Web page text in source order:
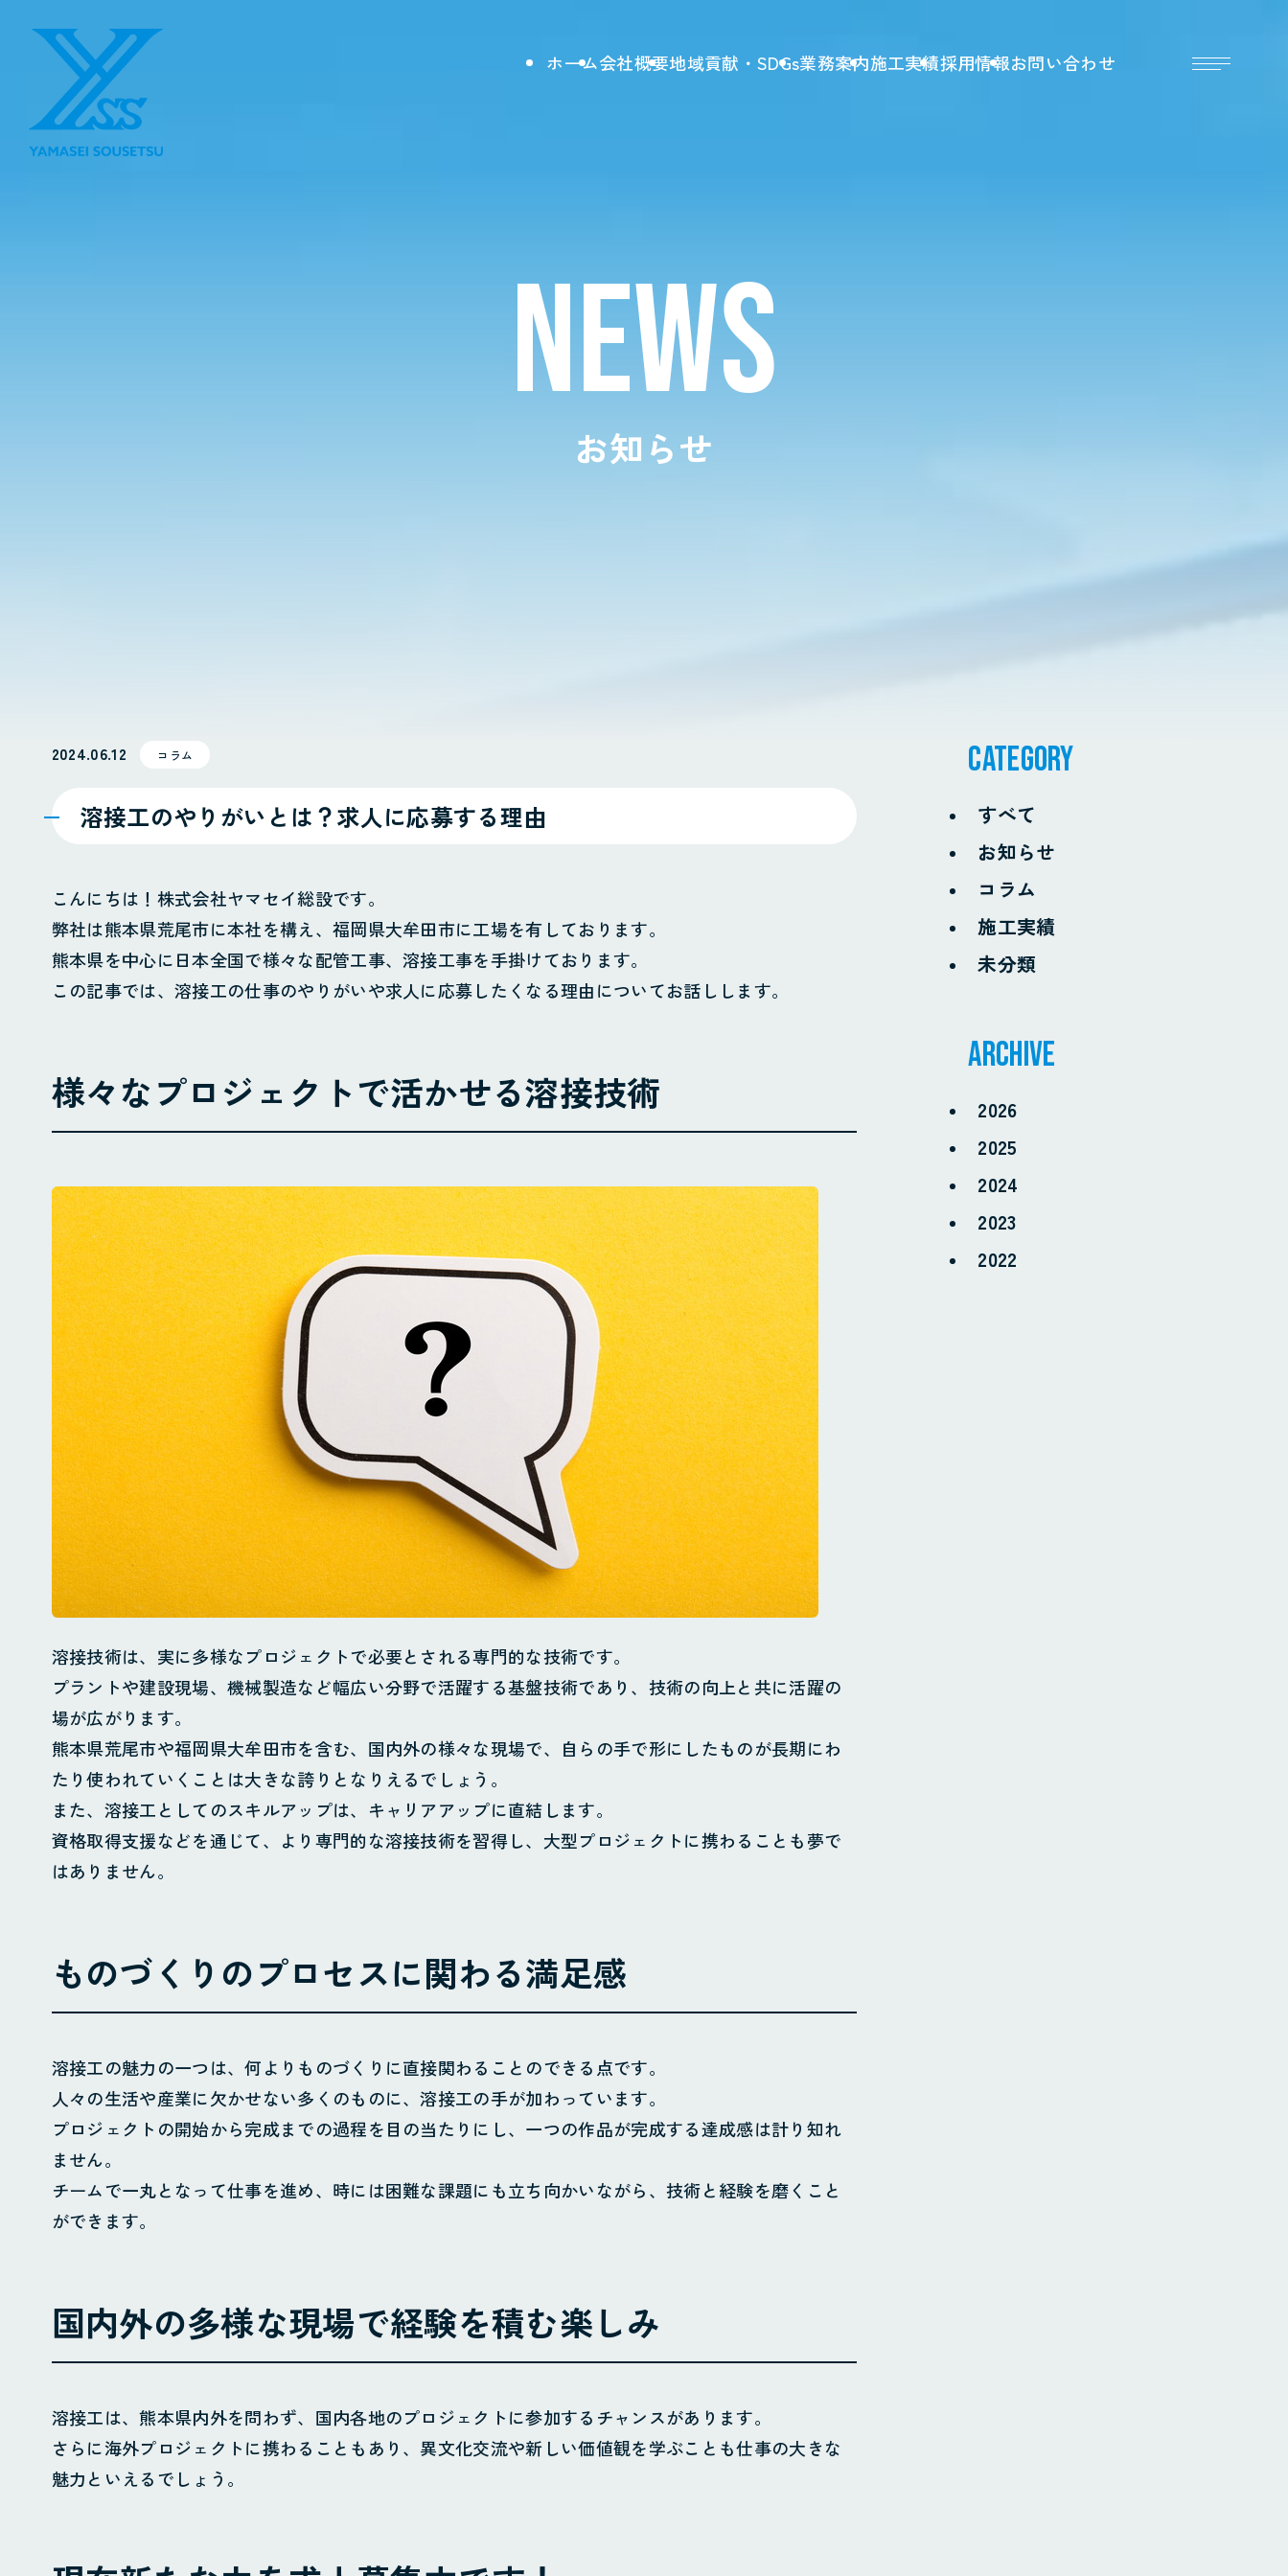
ホーム会社概要地域貢献・SDGs業務案内施工実績採用情報お問い合わせ
地域貢献・SDGs
業務案内
施工実績
お電話でのお問い合わせ
NEWS
お知らせ
2024.06.12 コラム
溶接工のやりがいとは？求人に応募する理由
こんにちは！株式会社ヤマセイ総設です。
弊社は熊本県荒尾市に本社を構え、福岡県大牟田市に工場を有しております。
熊本県を中心に日本全国で様々な配管工事、溶接工事を手掛けております。
この記事では、溶接工の仕事のやりがいや求人に応募したくなる理由についてお話しします。
様々なプロジェクトで活かせる溶接技術
溶接技術は、実に多様なプロジェクトで必要とされる専門的な技術です。
プラントや建設現場、機械製造など幅広い分野で活躍する基盤技術であり、技術の向上と共に活躍の
場が広がります。
熊本県荒尾市や福岡県大牟田市を含む、国内外の様々な現場で、自らの手で形にしたものが長期にわ
たり使われていくことは大きな誇りとなりえるでしょう。
また、溶接工としてのスキルアップは、キャリアアップに直結します。
資格取得支援などを通じて、より専門的な溶接技術を習得し、大型プロジェクトに携わることも夢で
はありません。
ものづくりのプロセスに関わる満足感
溶接工の魅力の一つは、何よりものづくりに直接関わることのできる点です。
人々の生活や産業に欠かせない多くのものに、溶接工の手が加わっています。
プロジェクトの開始から完成までの過程を目の当たりにし、一つの作品が完成する達成感は計り知れ
ません。
チームで一丸となって仕事を進め、時には困難な課題にも立ち向かいながら、技術と経験を磨くこと
ができます。
国内外の多様な現場で経験を積む楽しみ
溶接工は、熊本県内外を問わず、国内各地のプロジェクトに参加するチャンスがあります。
さらに海外プロジェクトに携わることもあり、異文化交流や新しい価値観を学ぶことも仕事の大きな
魅力といえるでしょう。
CATEGORY
すべて
お知らせ
コラム
施工実績
未分類
archive
2026
2025
2024
2023
2022